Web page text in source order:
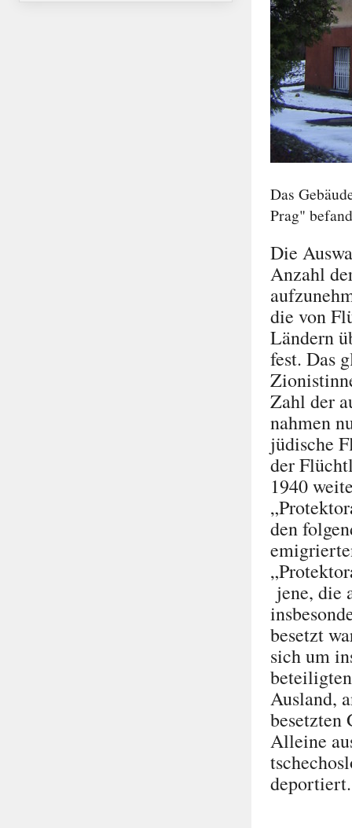
Das
Prag"
Die
Anzahl
die von
Ländern
fest. Das
Zahl der
nahmen
jüdische
der
1940
den
jene, die
besetzt
sich um
Ausland,
besetzten
Alleine
deportiert.